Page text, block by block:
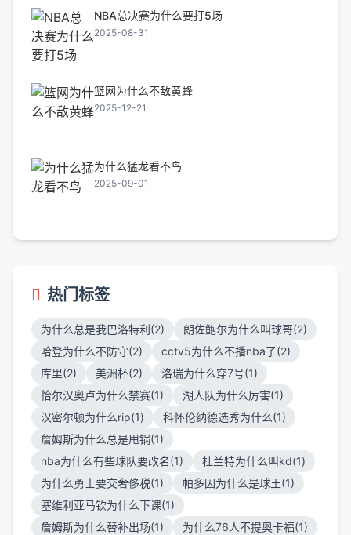
NBA总决赛为什么要打5场
2025-08-31
篮网为什么不敌黄蜂
2025-12-21
为什么猛龙看不鸟
2025-09-01
热门标签
为什么总是我巴洛特利(2)
朗佐鲍尔为什么叫球哥(2)
哈登为什么不防守(2)
cctv5为什么不播nba了(2)
库里(2)
美洲杯(2)
洛瑞为什么穿7号(1)
恰尔汉奥卢为什么禁赛(1)
湖人队为什么厉害(1)
汉密尔顿为什么rip(1)
科怀伦纳德选秀为什么(1)
詹姆斯为什么总是甩锅(1)
nba为什么有些球队要改名(1)
杜兰特为什么叫kd(1)
为什么勇士要交奢侈税(1)
帕多因为什么是球王(1)
塞维利亚马钦为什么下课(1)
詹姆斯为什么替补出场(1)
为什么76人不提奥卡福(1)